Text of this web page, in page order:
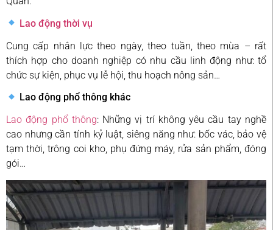
Lao động thời vụ
Cung cấp nhân lực theo ngày, theo tuần, theo mùa – rất
thích hợp cho doanh nghiệp có nhu cầu linh động như: tổ
chức sự kiện, phục vụ lễ hội, thu hoạch nông sản…
Lao động phổ thông khác
Lao động phổ thông: Những vị trí không yêu cầu tay nghề
cao nhưng cần tính kỷ luật, siêng năng như: bốc vác, bảo vệ
tạm thời, trông coi kho, phụ đứng máy, rửa sản phẩm, đóng
gói…